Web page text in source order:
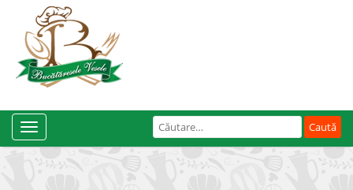
Caută
după:
Toggle
Navigation